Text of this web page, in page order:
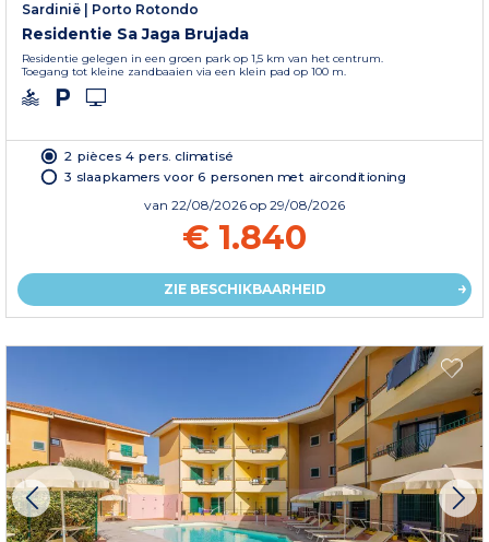
Sardinië
Porto Rotondo
Residentie Sa Jaga Brujada
Residentie gelegen in een groen park op 1,5 km van het centrum.
Toegang tot kleine zandbaaien via een klein pad op 100 m.
2 pièces 4 pers. climatisé
3 slaapkamers voor 6 personen met airconditioning
van 22/08/2026 op 29/08/2026
€ 1.840
ZIE BESCHIKBAARHEID